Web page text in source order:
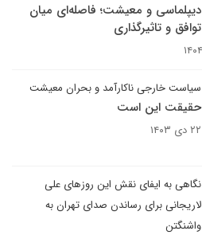
دیپلماسی و معیشت؛ فاصله‌ای میان
توافق و تاثیرگذاری
سیاست خارجی ناکارآمد و بحران معیشت
حقیقت این است
۲۲ دی ۱۴۰۳
نگاهی به ایفای نقش این روزهای علی
لاریجانی برای رساندن صدای تهران به
واشنگتن